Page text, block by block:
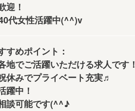
迎！
代女性活躍中(^^)v
すめポイント：
地でご活躍いただける求人です！
休みでプライベート充実♬
躍中！
談可能です(^^♪